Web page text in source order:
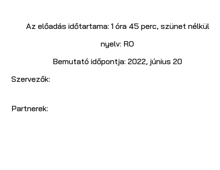
Az előadás időtartama: 1 óra 45 perc, szünet nélkül
nyelv: RO
Bemutató időpontja: 2022, június 20
Szervezők:
Partnerek: